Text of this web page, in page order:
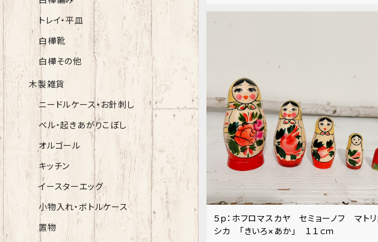
５p：ホフロマスカヤ セミョーノフ マトリ
シカ 「きいろ×あか」 １１ｃｍ
トレイ・平皿
白樺靴
白樺その他
木製雑貨
ニードルケース・お針刺し
ベル・起きあがりこぼし
オルゴール
キッチン
イースターエッグ
小物入れ・ボトルケース
置物